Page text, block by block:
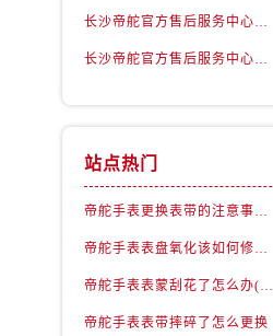
长沙帝舵官方售后服务中心｜网点地址及官方热线权威信息公示（2026年7月最新）
长沙帝舵官方售后服务中心｜最新地址及售后电话权威信息公示（2026年7月最新）
站点热门
帝舵手表更换表带的注意事项有哪些
帝舵手表表盘氧化该如何修复？
帝舵手表表蒙刮花了怎么办(手表表面刮花怎么处理)
帝舵手表表带摔碎了怎么更换